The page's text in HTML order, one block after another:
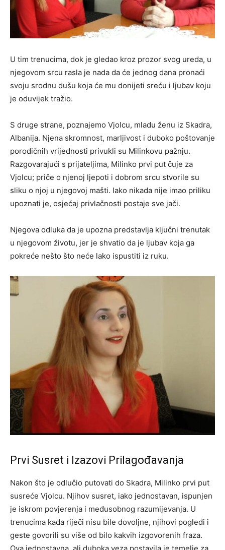
U tim trenucima, dok je gledao kroz prozor svog ureda, u
njegovom srcu rasla je nada da će jednog dana pronaći
svoju srodnu dušu koja će mu donijeti sreću i ljubav koju
je oduvijek tražio.
S druge strane, poznajemo Vjolcu, mladu ženu iz Skadra,
Albanija. Njena skromnost, marljivost i duboko poštovanje
porodičnih vrijednosti privukli su Milinkovu pažnju.
Razgovarajući s prijateljima, Milinko prvi put čuje za
Vjolcu; priče o njenoj ljepoti i dobrom srcu stvorile su
sliku o njoj u njegovoj mašti. Iako nikada nije imao priliku
upoznati je, osjećaj privlačnosti postaje sve jači.
Njegova odluka da je upozna predstavlja ključni trenutak
u njegovom životu, jer je shvatio da je ljubav koja ga
pokreće nešto što neće lako ispustiti iz ruku.
Prvi Susret i Izazovi Prilagođavanja
Nakon što je odlučio putovati do Skadra, Milinko prvi put
susreće Vjolcu. Njihov susret, iako jednostavan, ispunjen
je iskrom povjerenja i međusobnog razumijevanja. U
trenucima kada riječi nisu bile dovoljne, njihovi pogledi i
geste govorili su više od bilo kakvih izgovorenih fraza.